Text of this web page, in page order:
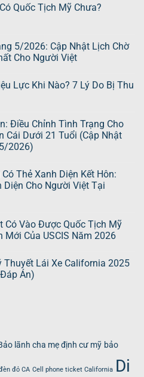
Quốc Tịch Mỹ Chưa?
5/2026: Cập Nhật Lịch Chờ
Cho Người Việt
Lực Khi Nào? 7 Lý Do Bị Thu
Điều Chỉnh Tình Trạng Cho
Cái Dưới 21 Tuổi (Cập Nhật
2026)
Thẻ Xanh Diện Kết Hôn:
Diện Cho Người Việt Tại
Có Vào Được Quốc Tịch Mỹ
Mới Của USCIS Năm 2026
Thuyết Lái Xe California 2025
Án)
lãnh cha mẹ định cư mỹ bảo
đỏ CA Cell phone ticket California Di